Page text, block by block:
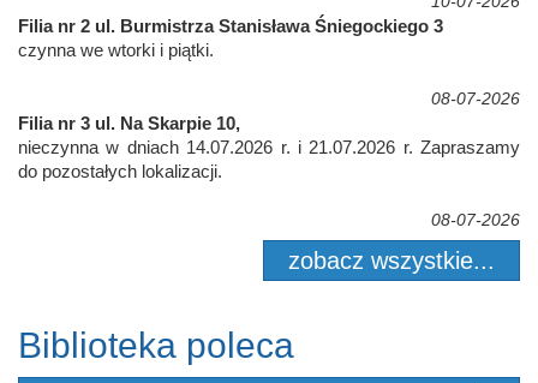
Filia nr 2 ul. Burmistrza Stanisława Śniegockiego 3
czynna we wtorki i piątki.
08-07-2026
Filia nr 3 ul. Na Skarpie 10,
nieczynna w dniach 14.07.2026 r. i 21.07.2026 r. Zapraszamy
do pozostałych lokalizacji.
08-07-2026
zobacz wszystkie...
Biblioteka poleca